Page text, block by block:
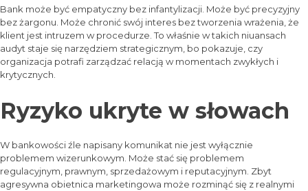
Bank może być empatyczny bez infantylizacji. Może być precyzyjny
bez żargonu. Może chronić swój interes bez tworzenia wrażenia, że
klient jest intruzem w procedurze. To właśnie w takich niuansach
audyt staje się narzędziem strategicznym, bo pokazuje, czy
organizacja potrafi zarządzać relacją w momentach zwykłych i
krytycznych.
Ryzyko ukryte w słowach
W bankowości źle napisany komunikat nie jest wyłącznie
problemem wizerunkowym. Może stać się problemem
regulacyjnym, prawnym, sprzedażowym i reputacyjnym. Zbyt
agresywna obietnica marketingowa może rozminąć się z realnymi